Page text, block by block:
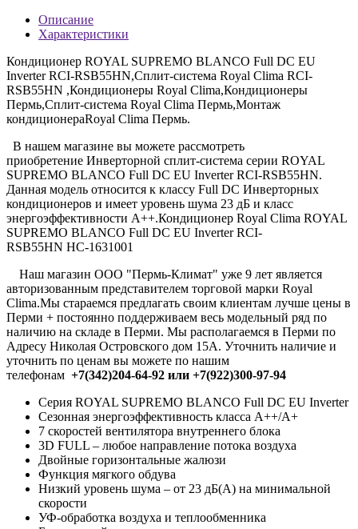
Описание
Характеристики
Кондиционер ROYAL SUPREMO BLANCO Full DC EU
Inverter RCI-RSB55HN,Сплит-система Royal Clima RCI-
RSB55HN ,Кондиционеры Royal Clima,Кондиционеры
Пермь,Сплит-система Royal Clima Пермь,Монтаж
кондиционераRoyal Clima Пермь.
В нашем магазине вы можете рассмотреть
приобретение Инверторной сплит-система серии ROYAL
SUPREMO BLANCO Full DC EU Inverter RCI-RSB55HN.
Данная модель относится к классу Full DC Инверторных
кондиционеров и имеет уровень шума 23 дБ и класс
энергоэффективности А++.Кондиционер Royal Clima ROYAL
SUPREMO BLANCO Full DC EU Inverter RCI-
RSB55HN НС-1631001
Наш магазин ООО "Пермь-Климат" уже 9 лет является
авторизованным представителем торговой марки Royal
Clima.Мы стараемся предлагать своим клиентам лучше цены в
Перми + постоянно поддерживаем весь модельный ряд по
наличию на складе в Перми. Мы располагаемся в Перми по
Адресу Николая Островского дом 15А. Уточнить наличие и
уточнить по ценам вы можете по нашим
телефонам +7(342)204-64-92 или +7(922)300-97-94
Серия ROYAL SUPREMO BLANCO Full DC EU Inverter
Сезонная энергоэффективность класса А++/A+
7 скоростей вентилятора внутреннего блока
3D FULL – любое направление потока воздуха
Двойные горизонтальные жалюзи
Функция мягкого обдува
Низкий уровень шума – от 23 дБ(А) на минимальной
скорости
УФ-обработка воздуха и теплообменника